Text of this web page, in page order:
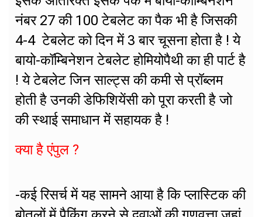
नंबर 27 की 100 टेबलेट का पैक भी है जिसकी
4-4 टेबलेट को दिन में 3 बार चूसना होता है ! ये
बायो-कॉम्बिनेशन टेबलेट होमियोपैथी का ही पार्ट है
! ये टेबलेट जिन साल्ट्स की कमी से प्रॉब्लम
होती है उनकी डेफिशियेंसी को पूरा करती है जो
की स्थाई समाधान में सहायक है !
क्या है एंपुल ?
-कई रिसर्च में यह सामने आया है कि प्लास्टिक की